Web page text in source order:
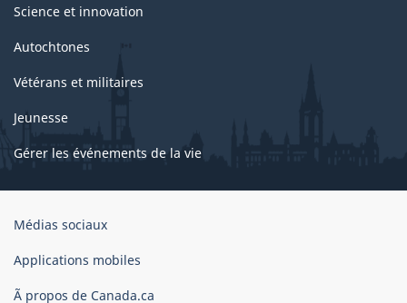
Science et innovation
Autochtones
Vétérans et militaires
Jeunesse
Gérer les événements de la vie
Organisation
gouvernement
Canada
Médias sociaux
Applications mobiles
Ã propos de Canada.ca